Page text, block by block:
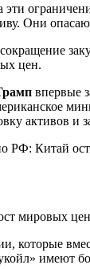
эти
Они
цен.
впервые
активов и
мировых
которые
имеют